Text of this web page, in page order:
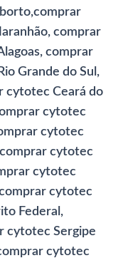
comprar
comprar
Grande do Sul,
cytotec Ceará do
cytotec
cytotec
cytotec
cytotec
cytotec
Federal,
cytotec Sergipe
cytotec